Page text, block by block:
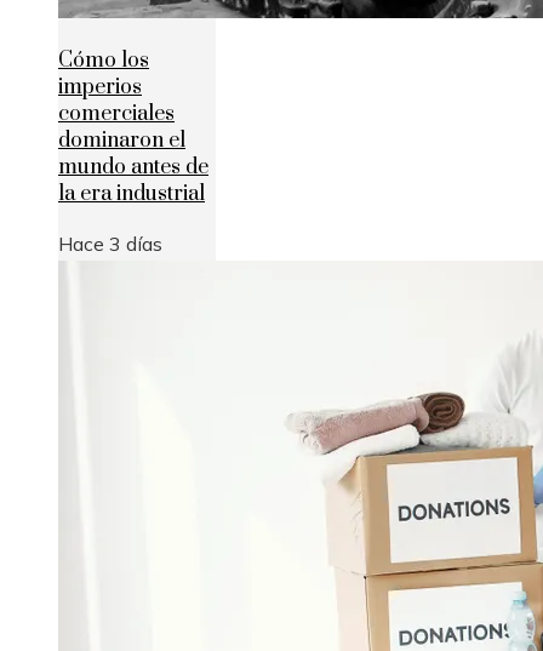
Cómo los
imperios
comerciales
dominaron el
mundo antes de
la era industrial
Hace 3 días